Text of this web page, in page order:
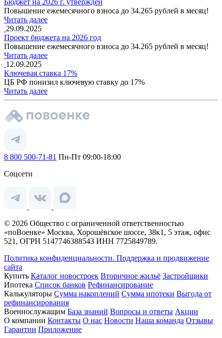
Повышение ежемесячного взноса до 34.265 рублей в месяц!
Читать далее
29.09.2025
Проект бюджета на 2026 год
Повышение ежемесячного взноса до 34.265 рублей в месяц!
Читать далее
12.09.2025
Ключевая ставка 17%
ЦБ РФ понизил ключевую ставку до 17%
Читать далее
8 800 500-71-81 Пн-Пт 09:00-18:00
Соцсети
© 2026 Общество с ограниченной ответственностью
«поВоенке» Москва, Хорошёвское шоссе, 38к1, 5 этаж, офис
521, ОГРН 5147746388543 ИНН 7725849789.
Политика конфиденциальности. Поддержка и продвижение
сайта
Купить Каталог новостроек Вторичное жильё Застройщики
Ипотека Список банков Рефинансирование
Калькуляторы Сумма накоплений Сумма ипотеки Выгода от
рефинансирования
Военнослужащим База знаний Вопросы и ответы Акции
О компании Контакты О нас Новости Наша команда Отзывы
Гарантии Приложение